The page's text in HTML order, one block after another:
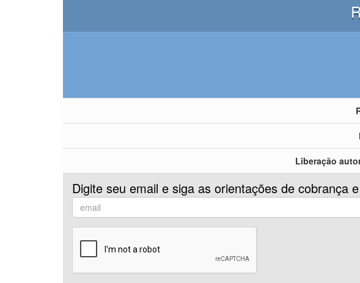
Liberação
Digite seu email e siga as orientações de cobrança